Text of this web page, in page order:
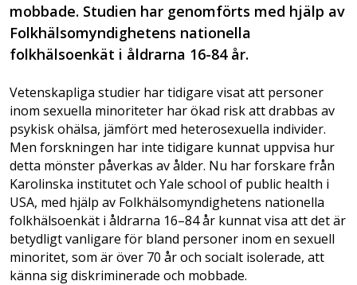
mobbade. Studien har genomförts med hjälp av
Folkhälsomyndighetens nationella
folkhälsoenkät i åldrarna 16-84 år.
Vetenskapliga studier har tidigare visat att personer
inom sexuella minoriteter har ökad risk att drabbas av
psykisk ohälsa, jämfört med heterosexuella individer.
Men forskningen har inte tidigare kunnat uppvisa hur
detta mönster påverkas av ålder. Nu har forskare från
Karolinska institutet och Yale school of public health i
USA, med hjälp av Folkhälsomyndighetens nationella
folkhälsoenkät i åldrarna 16–84 år kunnat visa att det är
betydligt vanligare för bland personer inom en sexuell
minoritet, som är över 70 år och socialt isolerade, att
känna sig diskriminerade och mobbade.